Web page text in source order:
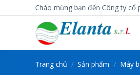
to
Chào mừng bạn đến Công ty cổ
Trang chủ / Sản phẩm / Máy